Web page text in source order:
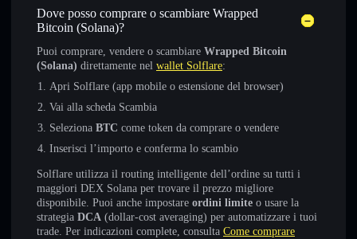
Dove posso comprare o scambiare Wrapped
Bitcoin (Solana)?
Puoi comprare, vendere o scambiare Wrapped Bitcoin
(Solana) direttamente nel wallet Solflare:
Apri Solflare (app mobile o estensione del browser)
Vai alla scheda Scambia
Seleziona BTC come token da comprare o vendere
Inserisci l’importo e conferma lo scambio
Solflare utilizza il routing intelligente dell’ordine su tutti i
maggiori DEX Solana per trovare il prezzo migliore
disponibile. Puoi anche impostare ordini limite o usare la
strategia DCA (dollar-cost averaging) per automatizzare i tuoi
trade. Per indicazioni complete, consulta Come comprare